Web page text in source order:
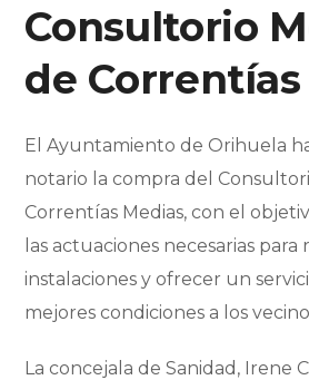
Consultorio
de Correntías
El Ayuntamiento de Orihuela
notario la compra del
Correntías Medias, con el
las actuaciones necesarias para
instalaciones y ofrecer un
mejores condiciones a los
La concejala de Sanidad, Irene